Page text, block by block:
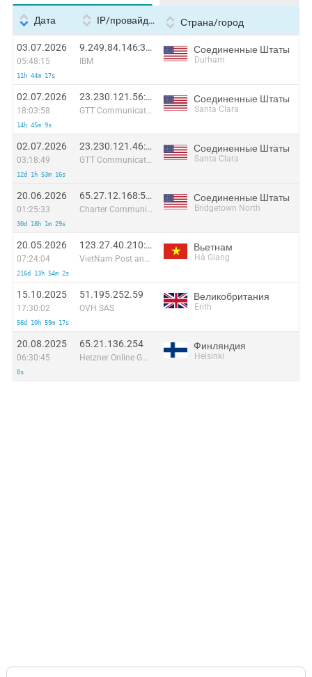
Дата IP/провайдер Страна/город
03.07.2026
05:48:15
11h 44m 17s
9.249.84.146:35918
IBM
Соединенные Штаты
Durham
02.07.2026
18:03:58
14h 45m 9s
23.230.121.56:57250
GTT Communications Inc.
Соединенные Штаты
Santa Clara
02.07.2026
03:18:49
12d 1h 53m 16s
23.230.121.46:42856
GTT Communications Inc.
Соединенные Штаты
Santa Clara
20.06.2026
01:25:33
30d 18h 1m 29s
65.27.12.168:58965
Charter Communications
Соединенные Штаты
Bridgetown North
20.05.2026
07:24:04
216d 13h 54m 2s
123.27.40.210:49375
VietNam Post and Telecom Corporation
Вьетнам
Hà Giang
15.10.2025
17:30:02
56d 10h 59m 17s
51.195.252.59
OVH SAS
Великобритания
Erith
20.08.2025
06:30:45
0s
65.21.136.254
Hetzner Online GmbH
Финляндия
Helsinki